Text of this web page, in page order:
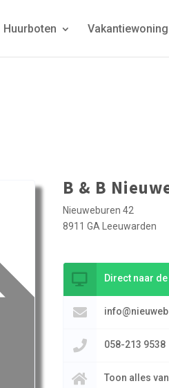
Huurboten
B & B
Nieuweburen 42
8911 GA Leeuwarden
Direct naar
058-213 9538
Toon alles